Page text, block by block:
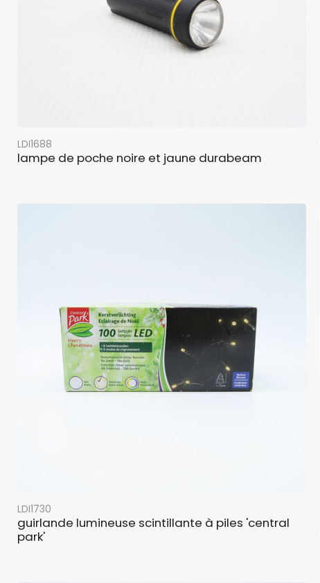
LDI1688
lampe de poche noire et jaune durabeam
LDI1730
guirlande lumineuse scintillante à piles 'central
park'